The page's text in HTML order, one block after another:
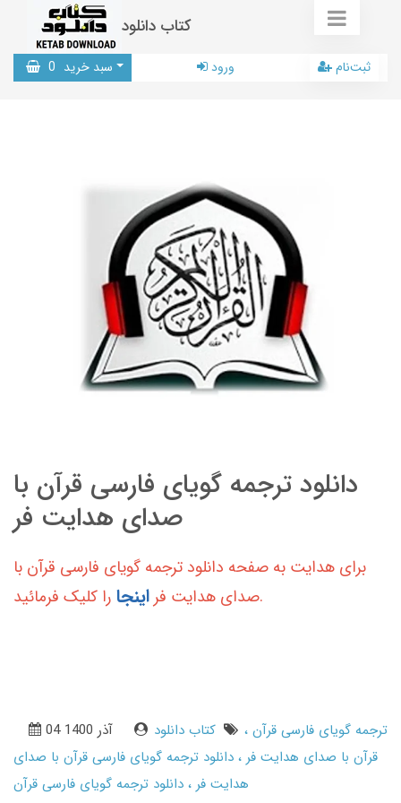
کتاب دانلود
سبد خرید 0 ورود ثبت‌نام
دانلود ترجمه گویای فارسی قرآن با
صدای هدایت فر
برای هدایت به صفحه دانلود ترجمه گویای فارسی قرآن با
صدای هدایت فر اینجا را کلیک فرمائید.
04 آذر 1400 کتاب دانلود
ترجمه گویای فارسی قرآن
قرآن با صدای هدایت فر دانلود ترجمه گویای فارسی قرآن با صدای
هدایت فر دانلود ترجمه گویای فارسی قرآن